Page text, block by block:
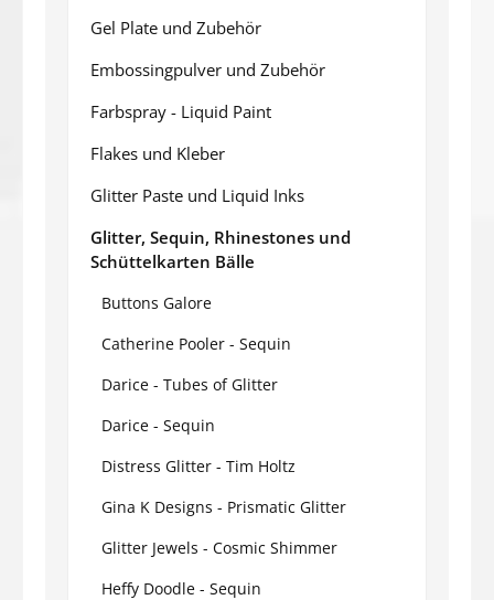
Gel Plate und Zubehör
Embossingpulver und Zubehör
Farbspray - Liquid Paint
Flakes und Kleber
Glitter Paste und Liquid Inks
Glitter, Sequin, Rhinestones und
Schüttelkarten Bälle
Buttons Galore
Catherine Pooler - Sequin
Darice - Tubes of Glitter
Darice - Sequin
Distress Glitter - Tim Holtz
Gina K Designs - Prismatic Glitter
Glitter Jewels - Cosmic Shimmer
Heffy Doodle - Sequin